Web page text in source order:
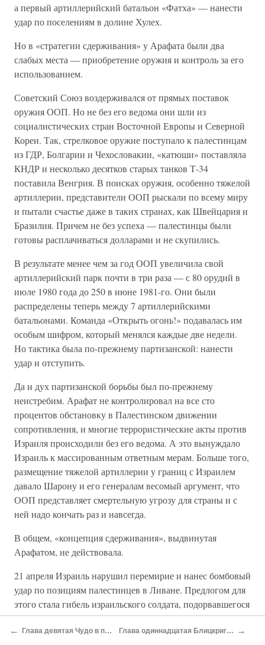
а первый артиллерийский батальон «Фатха» — нанести
удар по поселениям в долине Хулех.
Но в «стратегии сдерживания» у Арафата были два
слабых места — приобретение оружия и контроль за его
использованием.
Советский Союз воздерживался от прямых поставок
оружия ООП. Но не без его ведома они шли из
социалистических стран Восточной Европы и Северной
Кореи. Так, стрелковое оружие поступало к палестинцам
из ГДР, Болгарии и Чехословакии, «катюши» поставляла
КНДР и несколько десятков старых танков Т-34
поставила Венгрия. В поисках оружия, особенно тяжелой
артиллерии, представители ООП рыскали по всему миру
и пытали счастье даже в таких странах, как Швейцария и
Бразилия. Причем не без успеха — палестинцы были
готовы расплачиваться долларами и не скупились.
В результате менее чем за год ООП увеличила свой
артиллерийский парк почти в три раза — с 80 орудий в
июле 1980 года до 250 в июне 1981-го. Они были
распределены теперь между 7 артиллерийскими
батальонами. Команда «Открыть огонь!» подавалась им
особым шифром, который менялся каждые две недели.
Но тактика была по-прежнему партизанской: нанести
удар и отступить.
Да и дух партизанской борьбы был по-прежнему
неистребим. Арафат не контролировал на все сто
процентов обстановку в Палестинском движении
сопротивления, и многие террористические акты против
Израиля происходили без его ведома. А это вынуждало
Израиль к массированным ответным мерам. Больше того,
размещение тяжелой артиллерии у границ с Израилем
давало Шарону и его генералам весомый аргумент, что
ООП представляет смертельную угрозу для страны и с
ней надо кончать раз и навсегда.
В общем, «концепция сдерживания», выдвинутая
Арафатом, не действовала.
21 апреля Израиль нарушил перемирие и нанес бомбовый
удар по позициям палестинцев в Ливане. Предлогом для
этого стала гибель израильского солдата, подорвавшегося
на мине в южном Ливане. Арафат тогда промолчал, хотя
ему было нелегко сдержать страсти своих командиров.
← Глава девятая Чудо в пустыне Глава одиннадцатая Блицкриг Шарона →